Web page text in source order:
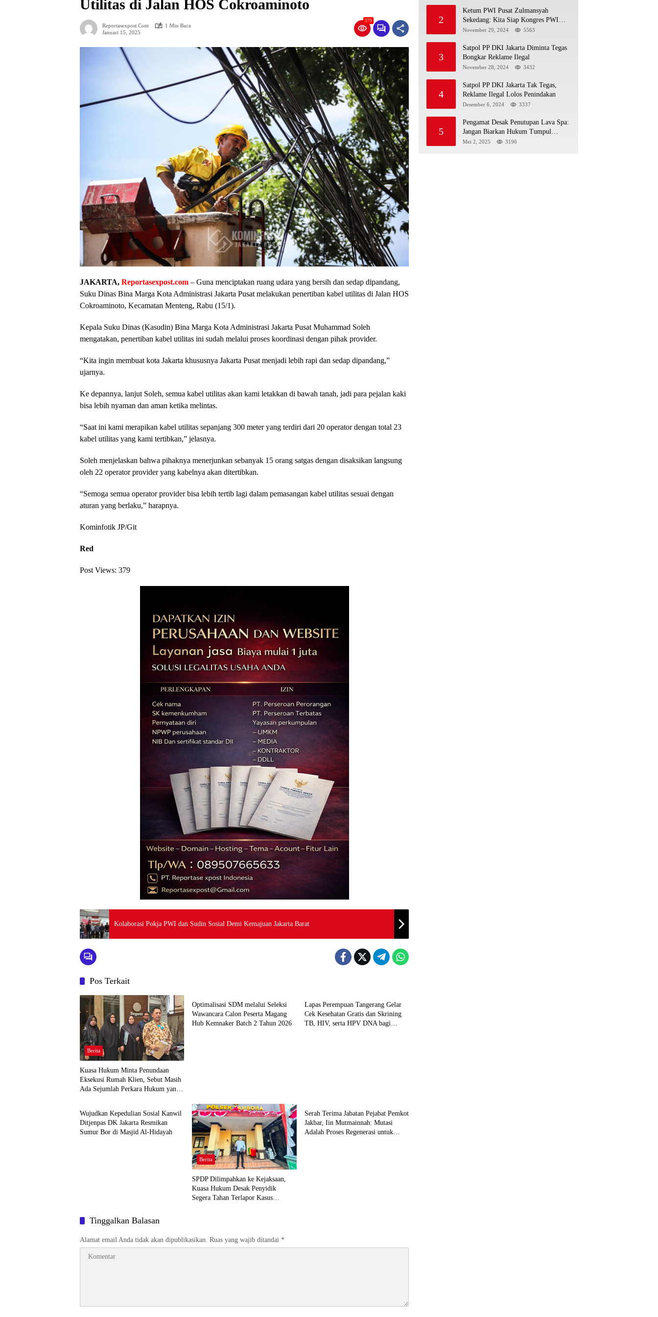
Utilitas di Jalan HOS Cokroaminoto
Reportasexpost.com
1 Min Baca
Januari 15, 2025
379
JAKARTA, Reportasexpost.com – Guna menciptakan ruang udara yang bersih dan sedap dipandang,
Suku Dinas Bina Marga Kota Administrasi Jakarta Pusat melakukan penertiban kabel utilitas di Jalan HOS
Cokroaminoto, Kecamatan Menteng, Rabu (15/1).
Kepala Suku Dinas (Kasudin) Bina Marga Kota Administrasi Jakarta Pusat Muhammad Soleh
mengatakan, penertiban kabel utilitas ini sudah melalui proses koordinasi dengan pihak provider.
“Kita ingin membuat kota Jakarta khususnya Jakarta Pusat menjadi lebih rapi dan sedap dipandang,”
ujarnya.
Ke depannya, lanjut Soleh, semua kabel utilitas akan kami letakkan di bawah tanah, jadi para pejalan kaki
bisa lebih nyaman dan aman ketika melintas.
“Saat ini kami merapikan kabel utilitas sepanjang 300 meter yang terdiri dari 20 operator dengan total 23
kabel utilitas yang kami tertibkan,” jelasnya.
Soleh menjelaskan bahwa pihaknya menerjunkan sebanyak 15 orang satgas dengan disaksikan langsung
oleh 22 operator provider yang kabelnya akan ditertibkan.
“Semoga semua operator provider bisa lebih tertib lagi dalam pemasangan kabel utilitas sesuai dengan
aturan yang berlaku,” harapnya.
Kominfotik JP/Git
Red
Post Views: 379
Kolaborasi Pokja PWI dan Sudin Sosial Demi Kemajuan Jakarta Barat
Pos Terkait
Berita
Kuasa Hukum Minta Penundaan
Eksekusi Rumah Klien, Sebut Masih
Ada Sejumlah Perkara Hukum yang
Optimalisasi SDM melalui Seleksi
Wawancara Calon Peserta Magang
Hub Kemnaker Batch 2 Tahun 2026
Lapas Perempuan Tangerang Gelar
Cek Kesehatan Gratis dan Skrining
TB, HIV, serta HPV DNA bagi
Berita
Wujudkan Kepedulian Sosial Kanwil
Ditjenpas DK Jakarta Resmikan
Sumur Bor di Masjid Al-Hidayah
Berita
SPDP Dilimpahkan ke Kejaksaan,
Kuasa Hukum Desak Penyidik
Segera Tahan Terlapor Kasus
Serah Terima Jabatan Pejabat Pemkot
Jakbar, Iin Mutmainnah: Mutasi
Adalah Proses Regenerasi untuk
Tinggalkan Balasan
Alamat email Anda tidak akan dipublikasikan. Ruas yang wajib ditandai *
2
Ketum PWI Pusat Zulmansyah
Sekedang: Kita Siap Kongres PWI
Sebelum 15 Desember 2024
November 29, 2024 5563
3
Satpol PP DKI Jakarta Diminta Tegas
Bongkar Reklame Ilegal
November 28, 2024 3432
4
Satpol PP DKI Jakarta Tak Tegas,
Reklame Ilegal Lolos Penindakan
Desember 6, 2024 3337
5
Pengamat Desak Penutupan Lava Spa:
Jangan Biarkan Hukum Tumpul
Hadapi ‘Spa Berkedok
Mei 2, 2025 3196